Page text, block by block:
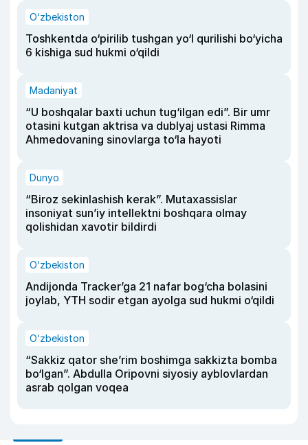
O‘zbekiston
Toshkentda o‘pirilib tushgan yo‘l qurilishi bo‘yicha
6 kishiga sud hukmi o‘qildi
Madaniyat
“U boshqalar baxti uchun tug‘ilgan edi”. Bir umr
otasini kutgan aktrisa va dublyaj ustasi Rimma
Ahmedovaning sinovlarga to‘la hayoti
Dunyo
“Biroz sekinlashish kerak”. Mutaxassislar
insoniyat sun’iy intellektni boshqara olmay
qolishidan xavotir bildirdi
O‘zbekiston
Andijonda Tracker’ga 21 nafar bog‘cha bolasini
joylab, YTH sodir etgan ayolga sud hukmi o‘qildi
O‘zbekiston
“Sakkiz qator she’rim boshimga sakkizta bomba
bo‘lgan”. Abdulla Oripovni siyosiy ayblovlardan
asrab qolgan voqea